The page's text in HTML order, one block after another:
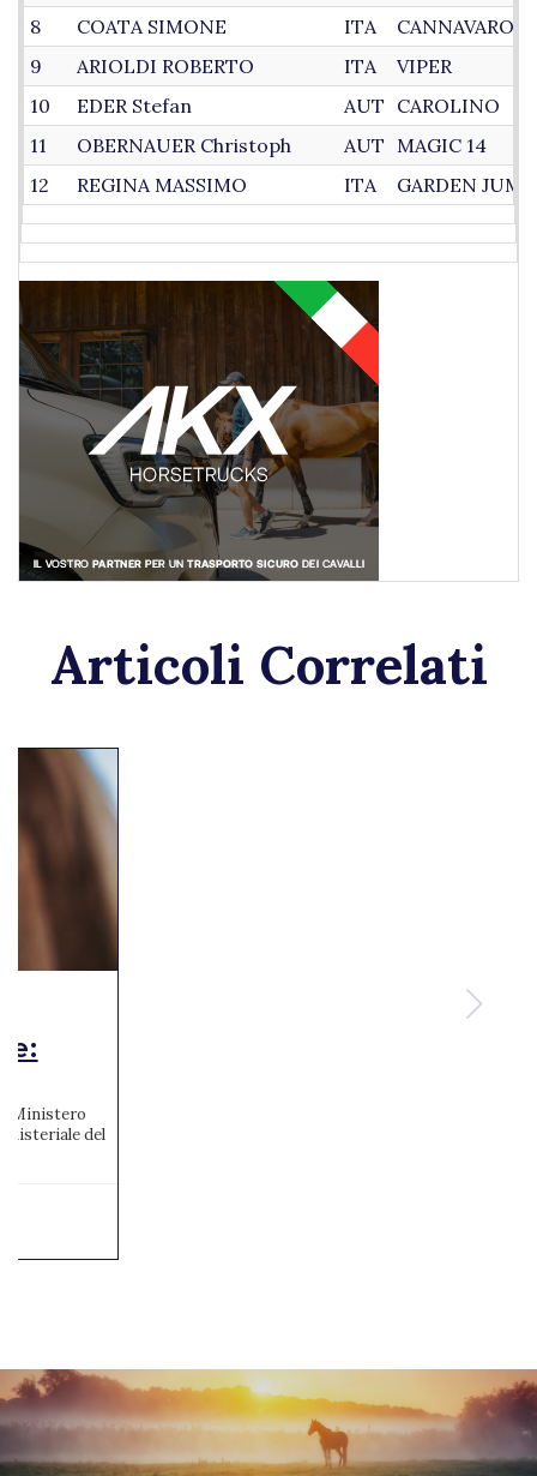
8
COATA SIMONE ITA
CANNAVARO 17
9
ARIOLDI ROBERTO ITA
VIPER
10
EDER Stefan AUT CAROLINO
11
OBERNAUER Christoph AUT MAGIC 14
12
REGINA MASSIMO ITA GARDEN
Articoli Correlati
Ministero
del